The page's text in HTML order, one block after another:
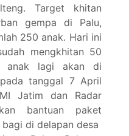
Target khitan
gempa di Palu,
250 anak. Hari ini
mengkhitan 50
anak lagi akan di
tanggal 7 April
Jatim dan Radar
bantuan paket
di delapan desa